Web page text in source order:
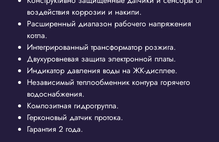
воздействия коррозии и накипи.
Расширенный диапазон рабочего напряжения
котла.
Интегрированный трансформатор розжига.
Двухуровневая защита электронной платы.
Индикатор давления воды на ЖК-дисплее.
Независимый теплообменник контура горячего
водоснабжения.
Композитная гидрогруппа.
Герконовый датчик протока.
Гарантия 2 года.